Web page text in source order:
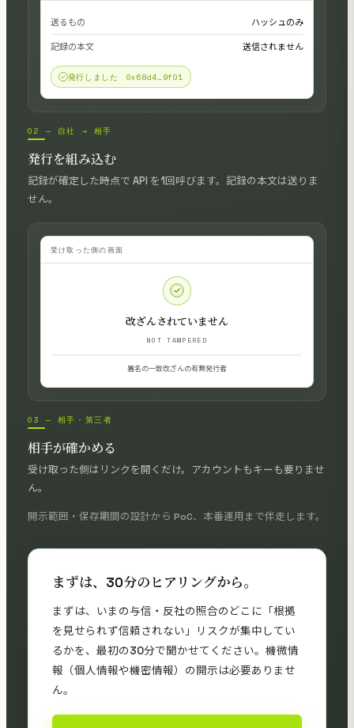
送るもの ハッシュのみ
記録の本文 送信されません
発行しました 0x68d4…9f01
02 — 自社 → 相手
発行を組み込む
記録が確定した時点で API を1回呼びます。記録の本文は送りま
せん。
受け取った側の画面
改ざんされていません
NOT TAMPERED
署名の一致改ざんの有無発行者
03 — 相手・第三者
相手が確かめる
受け取った側はリンクを開くだけ。アカウントもキーも要りませ
ん。
開示範囲・保存期間の設計から PoC、本番運用まで伴走します。
まずは、30分のヒアリングから。
まずは、いまの与信・反社の照合のどこに「根拠
を見せられず信頼されない」リスクが集中してい
るかを、最初の30分で聞かせてください。機微情
報（個人情報や機密情報）の開示は必要ありませ
ん。